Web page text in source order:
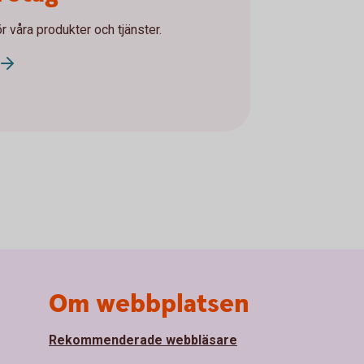
våra produkter och tjänster.
Om webbplatsen
Rekommenderade webbläsare